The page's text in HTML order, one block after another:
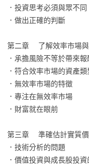
本書舊版上市已成為投
四位投資名家克里斯多
「投資大師中的大師」布
最重要的事升級版》是
品。」
【名人推薦】
布魯斯．葛林瓦德（華爾
約翰．伯格（先鋒集團創
謝劍平（台灣科技大學
．投資思考必須與眾不同
．做出正確的判斷
第二章	了解效率市場與局限
．承擔風險不等於帶來報
．符合效率市場的資產類
．無效率市場的特徵
．專注在無效率市場
．財富就在眼前
第三章	準確估計實質價值
．技術分析的問題
．價值投資與成長股投